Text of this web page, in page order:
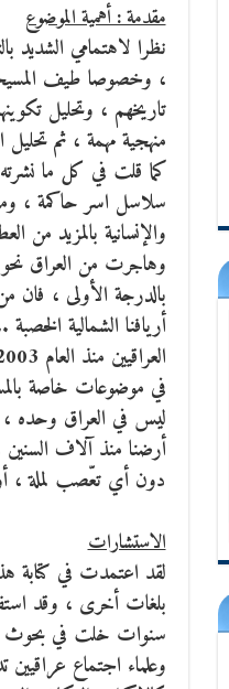
مقدمة : أهمية الموضوع
نظرا لاهتمامي الشديد
، وخصوصا طيف
تاريخهم ، وتحليل
منهجية مهمة ، ثم تحليل
كما قلت في كل ما
سلاسل اسر حاكمة ،
والإنسانية بالمزيد من
وهاجرت من العراق نحو
بالدرجة الأولى ، فان
أريافنا الشمالية
في موضوعات خاصة
ليس في العراق وحده ،
أرضنا منذ آلاف
دون أي تعّصب لملة ،
الاستشارات
لقد اعتمدت في كتابة
بلغات أخرى ، وقد
سنوات خلت في بحوث
وعلماء اجتماع عراقيين